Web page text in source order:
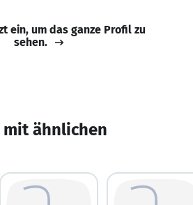
ein, um das ganze Profil zu
sehen.
mit ähnlichen